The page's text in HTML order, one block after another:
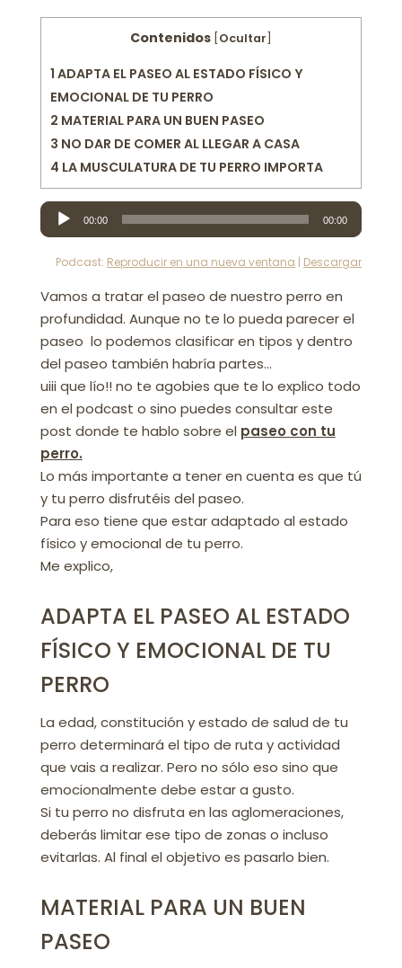
Contenidos Ocultar
1 ADAPTA EL PASEO AL ESTADO FÍSICO Y
EMOCIONAL DE TU PERRO
2 MATERIAL PARA UN BUEN PASEO
3 NO DAR DE COMER AL LLEGAR A CASA
4 LA MUSCULATURA DE TU PERRO IMPORTA
Reproductor
de
audio
00:00 00:00
Podcast: Reproducir en una nueva ventana | Descargar
Vamos a tratar el paseo de nuestro perro en
profundidad. Aunque no te lo pueda parecer el
paseo lo podemos clasificar en tipos y dentro
del paseo también habría partes…
uiii que lío!! no te agobies que te lo explico todo
en el podcast o sino puedes consultar este
post donde te hablo sobre el paseo con tu
perro.
Lo más importante a tener en cuenta es que tú
y tu perro disfrutéis del paseo.
Para eso tiene que estar adaptado al estado
físico y emocional de tu perro.
Me explico,
ADAPTA EL PASEO AL ESTADO
FÍSICO Y EMOCIONAL DE TU
PERRO
La edad, constitución y estado de salud de tu
perro determinará el tipo de ruta y actividad
que vais a realizar. Pero no sólo eso sino que
emocionalmente debe estar a gusto.
Si tu perro no disfruta en las aglomeraciones,
deberás limitar ese tipo de zonas o incluso
evitarlas. Al final el objetivo es pasarlo bien.
MATERIAL PARA UN BUEN
PASEO